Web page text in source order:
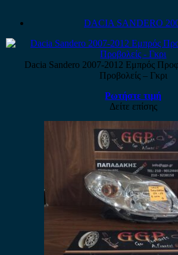
DACIA SANDERO
Dacia Sandero 2007-2012 Εμπρός
Προβολείς – Γκρι
Ρωτήστε τιμή
Δείτε επίσης